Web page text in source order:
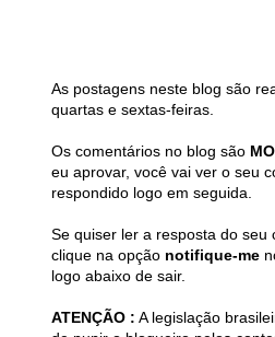
As postagens neste blog são
quartas e sextas-feiras.
Os comentários no blog são
eu aprovar, você vai ver o seu
respondido logo em seguida.
Se quiser ler a resposta do seu
clique na opção notifique-me
logo abaixo de sair.
ATENÇÃO : A legislação